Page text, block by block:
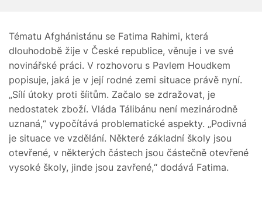
Tématu Afghánistánu se Fatima Rahimi, která
dlouhodobě žije v České republice, věnuje i ve své
novinářské práci. V rozhovoru s Pavlem Houdkem
popisuje, jaká je v její rodné zemi situace právě nyní.
„Sílí útoky proti šíitům. Začalo se zdražovat, je
nedostatek zboží. Vláda Tálibánu není mezinárodně
uznaná,“ vypočítává problematické aspekty. „Podivná
je situace ve vzdělání. Některé základní školy jsou
otevřené, v některých částech jsou částečně otevřené
vysoké školy, jinde jsou zavřené,“ dodává Fatima.